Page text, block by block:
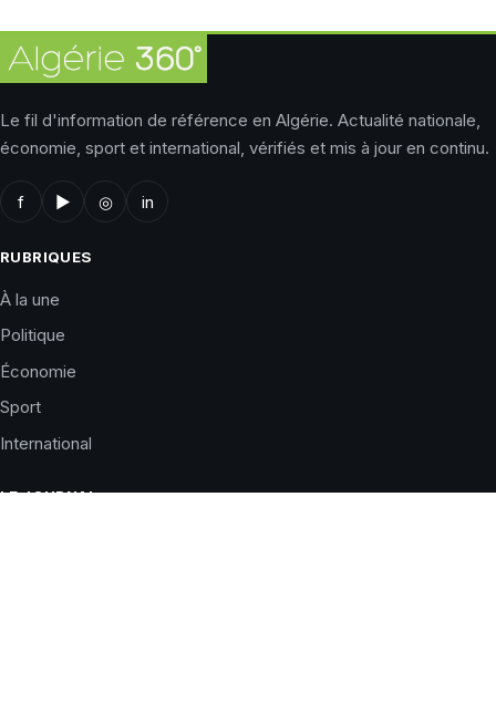
Le fil d'information de référence en Algérie. Actualité nationale,
économie, sport et international, vérifiés et mis à jour en continu.
f ▶ ◎ in
RUBRIQUES
À la une
Politique
Économie
Sport
International
LE JOURNAL